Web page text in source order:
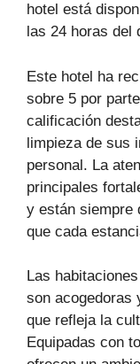
hotel está
las 24 horas del
Este hotel ha
sobre 5 por
calificación
limpieza de sus
personal. La
principales
y están siempre
que cada
Las
son acogedoras
que refleja la
Equipadas con